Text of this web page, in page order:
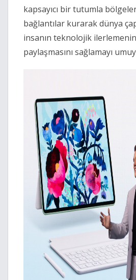
kapsayıcı bir tutumla
bağlantılar kurarak dünya
insanın teknolojik
paylaşmasını sağlamayı